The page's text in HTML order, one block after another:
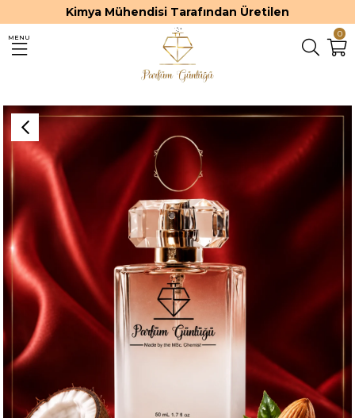
Kimya Mühendisi Tarafından Üretilen
0
MENU